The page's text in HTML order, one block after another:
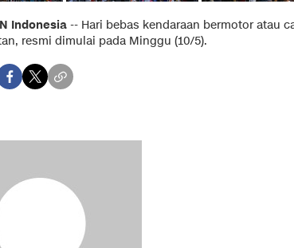
Indonesia -- Hari bebas kendaraan bermotor atau
resmi dimulai pada Minggu (10/5).